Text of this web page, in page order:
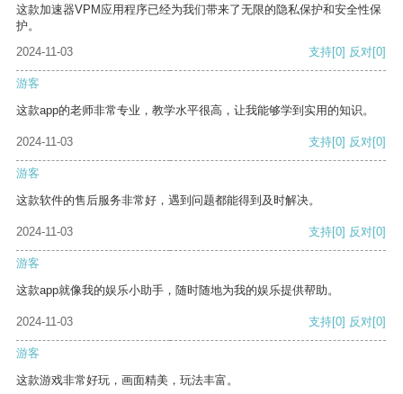
这款加速器VPM应用程序已经为我们带来了无限的隐私保护和安全性保
护。
2024-11-03
支持[0] 反对[0]
游客
这款app的老师非常专业，教学水平很高，让我能够学到实用的知识。
2024-11-03 支持[0] 反对[0]
游客
这款软件的售后服务非常好，遇到问题都能得到及时解决。
2024-11-03 支持[0] 反对[0]
游客
这款app就像我的娱乐小助手，随时随地为我的娱乐提供帮助。
2024-11-03 支持[0] 反对[0]
游客
这款游戏非常好玩，画面精美，玩法丰富。